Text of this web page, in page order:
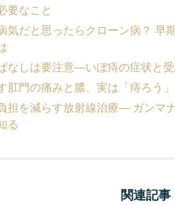
要なこと
気だと思ったらクローン病？ 早
なしは要注意―いぼ痔の症状と
肛門の痛みと膿、実は「痔ろう
担を減らす放射線治療― ガンマ
る
関連記事